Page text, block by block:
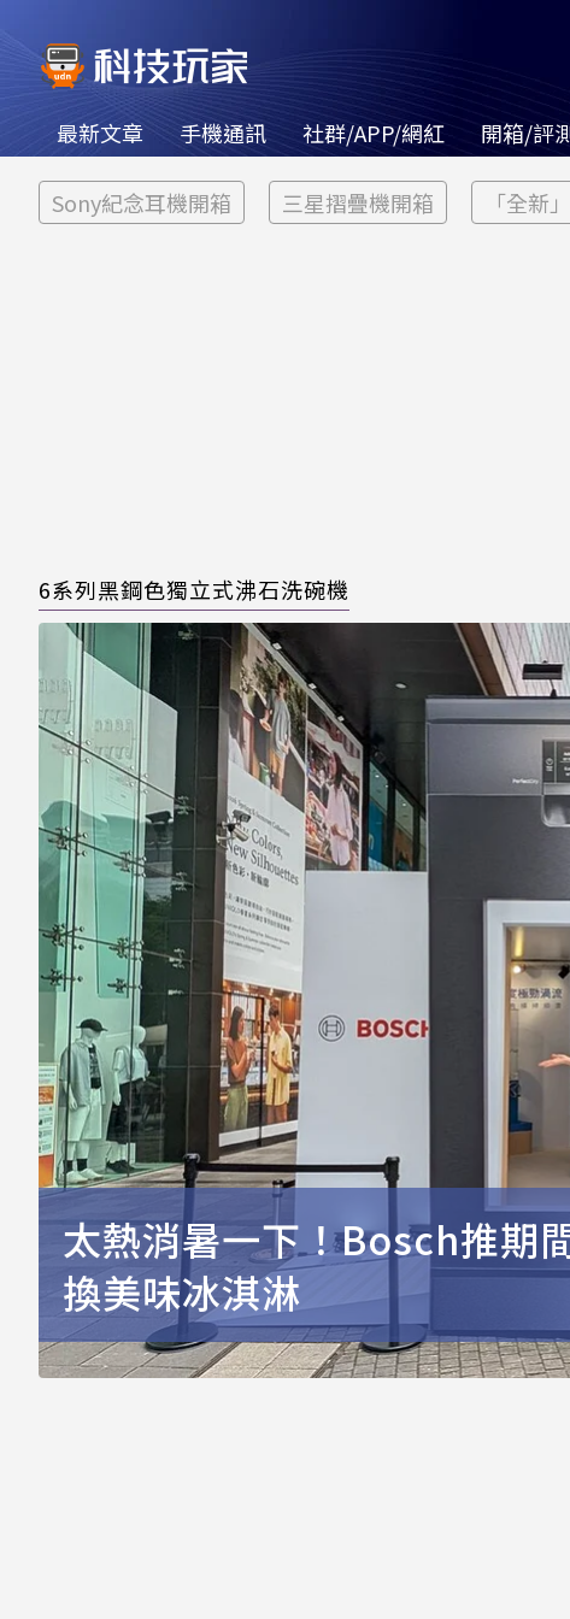
最新文章 手機通訊 社群/APP/網紅 開箱/評
Sony紀念耳機開箱 三星摺疊機開箱 「全新
6系列黑鋼色獨立式沸石洗碗機
太熱消暑一下！Bosch推期
換美味冰淇淋